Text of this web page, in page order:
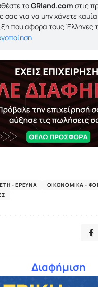
τοGRland.com στις
σας για να μην χάνετε
που αφορά τους Έλληνες
- ΈΡΕΥΝΑ
ΟΙΚΟΝΟΜΙΚΆ -
Διαφήμιση